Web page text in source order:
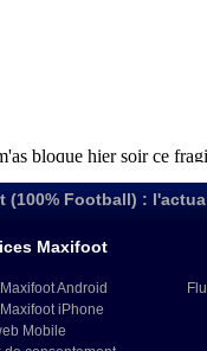
(100% Football) :
Maxifoot
Android
iPhone
Mobile